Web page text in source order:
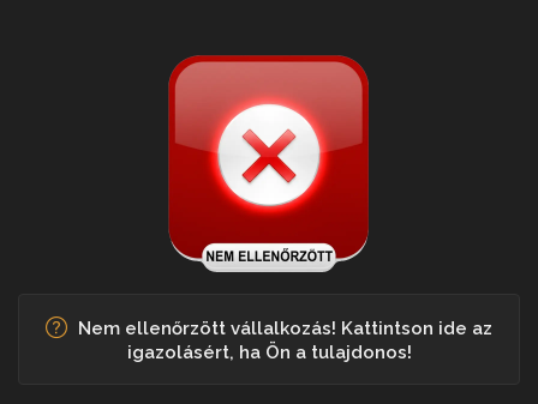
Nem ellenőrzött vállalkozás! Kattintson ide az
igazolásért, ha Ön a tulajdonos!